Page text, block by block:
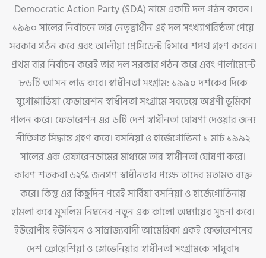
Democratic Action Party (SDA) নামে একটি দল গঠন করেন।
১৯৯০ সালের নির্বাচনে তার নেতৃত্বাধীন এই দল সংখ্যাগরিষ্ঠতা পেয়ে
সরকার গঠন করে এবং আলীয়া প্রেসিডেন্ট হিসাবে শপথ গ্রহণ করেন।
প্রথম বার নির্বাচন করেই তার দল সরকার গঠন করে এবং পার্লামেন্টে
৮৬টি আসন লাভ করে। স্বাধীনতা সংগ্রাম: ১৯৯০ দশকের দিকে
যুগোশ্লাভিয়া ফেডারেশন স্বাধীনতা সংগ্রামে সবচেয়ে অগ্রণী ভূমিকা
পালন করে। ফেডারেশন এর ৬টি দেশ স্বাধীনতা ঘোষণা দেওয়ার জন্য
নীতিগত সিদ্ধান্ত গ্রহণ করে। বসনিয়া ও হার্জেগোভিনা ১ মার্চ ১৯৯২
সালের এক রেফারেনডামের মাধ্যমে তার স্বাধীনতা ঘোষণা করে।
কারণ শতকরা ৬২% জনগণ স্বাধীনতার পক্ষে তাদের মতামত ব্যক্ত
করে। কিন্তু এর কিছুদিন পরেই সার্বিয়া বসনিয়া ও হার্জেগোভিনায়
হামলা করে মুসলিম নিধনের নতুন এক কালো অধ্যায়ের সূচনা করে।
ইউরোপীয় ইউনিয়ন ও সাম্রাজ্যবাদী আমেরিকা একই ফেডারেশনের
দেশ ক্রোয়েশিয়া ও স্লোভেনিয়ার স্বাধীনতা সংগ্রামকে সাধুবাদ